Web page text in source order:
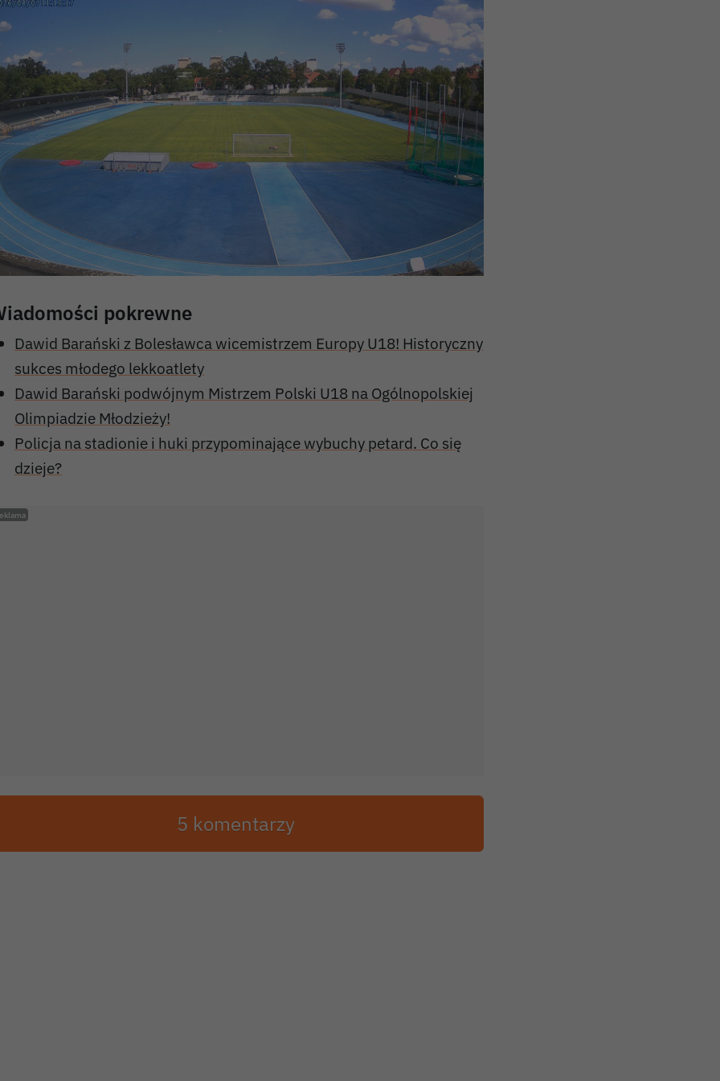
pokrewne
Dawid Barański z Bolesławca wicemistrzem Europy U18! Historyczny
sukces młodego lekkoatlety
Dawid Barański podwójnym Mistrzem Polski U18 na Ogólnopolskiej
Olimpiadzie Młodzieży!
Policja na stadionie i huki przypominające wybuchy petard. Co się
dzieje?
5 komentarzy